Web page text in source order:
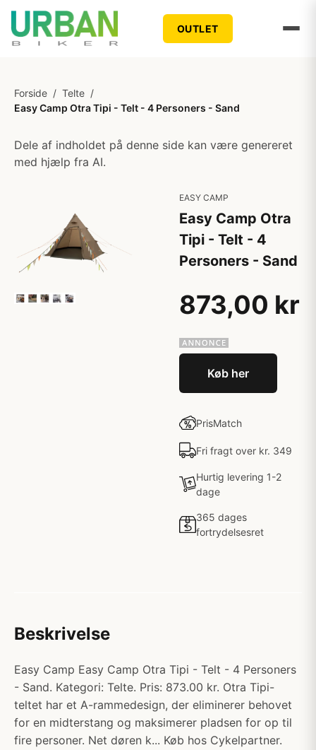
OUTLET
Forside / Telte /
Easy Camp Otra Tipi - Telt - 4 Personers - Sand
Dele af indholdet på denne side kan være genereret
med hjælp fra AI.
EASY CAMP
Easy Camp Otra
Tipi - Telt - 4
Personers - Sand
873,00 kr
Køb her
PrisMatch
Fri fragt over kr. 349
Hurtig levering 1-2
dage
365 dages
fortrydelsesret
Beskrivelse
Easy Camp Easy Camp Otra Tipi - Telt - 4 Personers
- Sand. Kategori: Telte. Pris: 873.00 kr. Otra Tipi-
teltet har et A-rammedesign, der eliminerer behovet
for en midterstang og maksimerer pladsen for op til
fire personer. Net døren k... Køb hos Cykelpartner.